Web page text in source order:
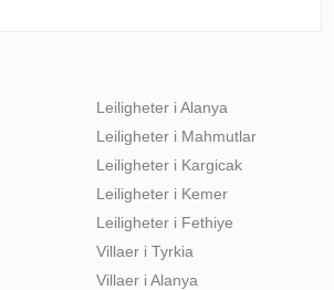
Leiligheter i Alanya
Leiligheter i Mahmutlar
Leiligheter i Kargicak
Leiligheter i Kemer
Leiligheter i Fethiye
Villaer i Tyrkia
Villaer i Alanya